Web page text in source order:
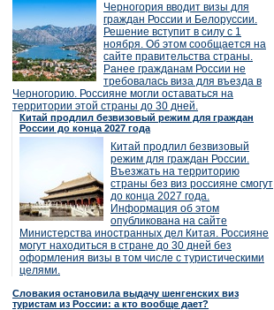
Черногория вводит визы для
граждан России и Белоруссии.
Решение вступит в силу с 1
ноября. Об этом сообщается на
сайте правительства страны.
Ранее гражданам России не
требовалась виза для въезда в
Черногорию. Россияне могли оставаться на
территории этой страны до 30 дней.
Китай продлил безвизовый режим для граждан
России до конца 2027 года
Китай продлил безвизовый
режим для граждан России.
Въезжать на территорию
страны без виз россияне смогут
до конца 2027 года.
Информация об этом
опубликована на сайте
Министерства иностранных дел Китая. Россияне
могут находиться в стране до 30 дней без
оформления визы в том числе с туристическими
целями.
Словакия остановила выдачу шенгенских виз
туристам из России: а кто вообще дает?